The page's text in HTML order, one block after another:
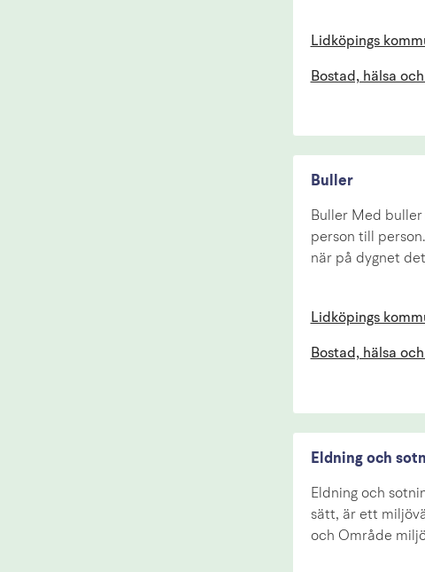
Lidköpings
Bostad, hälsa
Buller
Buller Med
person till
när på dygnet
Lidköpings
Bostad, hälsa
Eldning och
Eldning och
sätt, är ett
och Område